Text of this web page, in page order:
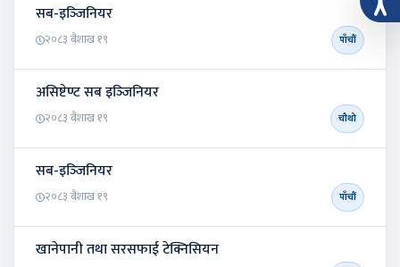
सब-इञ्‍जिनियर
२०८३ बैशाख १९ पाँचौं
असिष्टेण्ट सब इञ्‍जिनियर
२०८३ बैशाख १९ चौथो
सब-इञ्‍जिनियर
२०८३ बैशाख १९ पाँचौं
खानेपानी तथा सरसफाई टेक्निसियन